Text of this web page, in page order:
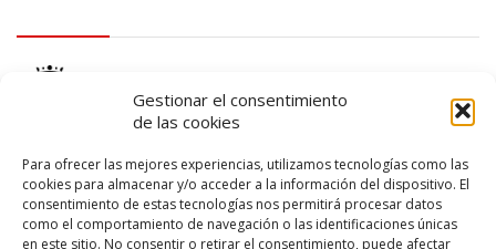
Gestionar el consentimiento
de las cookies
Para ofrecer las mejores experiencias, utilizamos tecnologías como las
cookies para almacenar y/o acceder a la información del dispositivo. El
consentimiento de estas tecnologías nos permitirá procesar datos
como el comportamiento de navegación o las identificaciones únicas
en este sitio. No consentir o retirar el consentimiento, puede afectar
logo SID